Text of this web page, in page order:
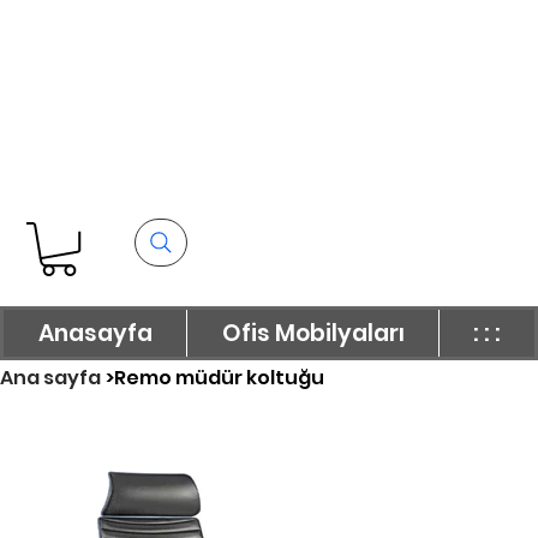
Anasayfa Ofis Mobilyaları : : :
Ana sayfa>Remo müdür koltuğu